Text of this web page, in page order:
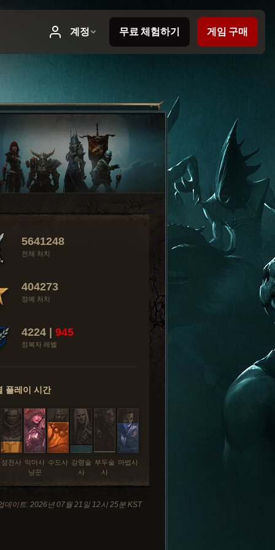
5641248
전체 처치
404273
정예 처치
4224 | 945
정복자 레벨
플레이 시간
강령술
사
마법사
부두술
사
성전사 수도사
악마사
냥꾼
데이트: 2026년 07월 21일 12시 25분 KST